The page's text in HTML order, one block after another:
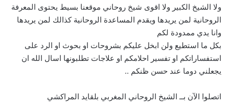
ولا الشيخ الكبير ولا اقوى شيخ روحاني موقعنا بسيط يحتوى المعرفة
الروحانية لمن يريدها ويقدم المساعدة الروحانية كذالك لمن يريدها
وانا يدي ممدودة لكم
بكل ما استطيع ولن ابخل عليكم بشروحات او بحوث او الرد على
استفساراتكم او تفسير احلامكم او علاجات تطلبونها اسال الله ان
يجعلني دوما عند حسن ظنكم ..
اتصلوا الآن بــ الشيخ الروحاني المغربي بلقايد المراكشي